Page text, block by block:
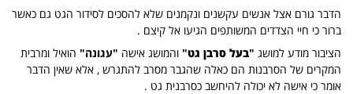
הדבר גורם אצל אנשים עקשנים ונקמנים שלא להסכים לסידור הגט גם כאשר
ברור כי חיי הצדדים המשותפים הגיעו אל קיצם .
הציבור מודע למושג "בעל סרבן גט" והמושג אישה "עגונה" הואיל ומרבית
המקרים של הסרבנות הם כאלה שהגבר מסרב להתגרש , אלא שאין הדבר
אומר כי אישה לא יכולה להיחשב כסרבנית גט .